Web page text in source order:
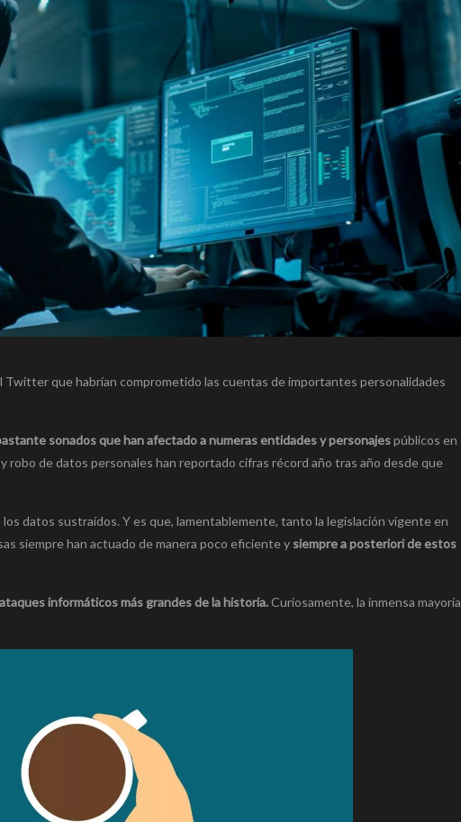
Twitter que habrían comprometido las cuentas de importantes personalidades
sonados que han afectado a numeras entidades y personajespúblicos en
de datos personales han reportado cifras récord año tras año desde que
datos sustraídos. Y es que, lamentablemente, tanto la legislación vigente en
siempre han actuado de manera poco eficiente y siempre a posteriori de estos
informáticos más grandes de la historia.Curiosamente, la inmensa mayoría